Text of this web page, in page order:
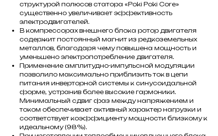
структурой полюсов статора «Poki Poki Core»
существенно увеличивает эффективность
электродвигателей.
В компрессорах внешнего блока ротор двигателя
содержит постоянный магнит из редкоземельных
металлов, благодаря чему повышена мощность и
уменьшено электропотребление двигателя.
Применение амплитудно-импульсной модуляции
позволило максимально приблизить ток в цепи
питания инверторной системы к синусоидальной
форме, устранив более высокие гармоники.
Минимальный сдвиг фаз между напряжением и
током обеспечивает активный характер нагрузки и
соответствует коэффициенту мощности близкому к
идеальному (98%).